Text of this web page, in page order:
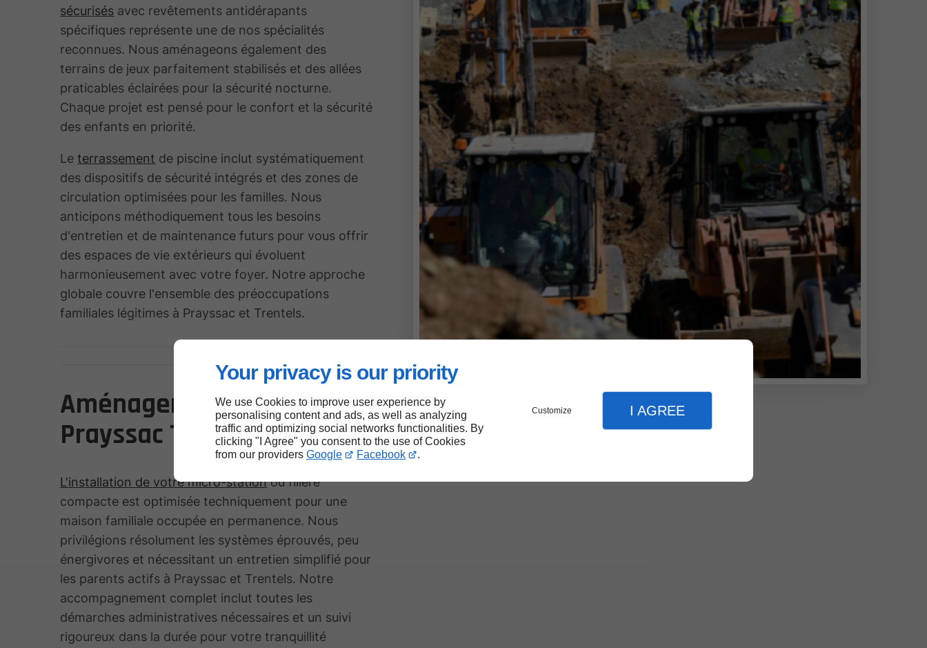
Your privacy is our priority
We use Cookies to improve user experience by
personalising content and ads, as well as analyzing
traffic and optimizing social networks functionalities. By
clicking "I Agree" you consent to the use of Cookies
from our providers Google Facebook .
Customize I AGREE
sécurisés avec revêtements antidérapants
spécifiques représente une de nos spécialités
reconnues. Nous aménageons également des
terrains de jeux parfaitement stabilisés et des allées
praticables éclairées pour la sécurité nocturne.
Chaque projet est pensé pour le confort et la sécurité
des enfants en priorité.
Leterrassement de piscine inclut systématiquement
des dispositifs de sécurité intégrés et des zones de
circulation optimisées pour les familles. Nous
anticipons méthodiquement tous les besoins
d'entretien et de maintenance futurs pour vous offrir
des espaces de vie extérieurs qui évoluent
harmonieusement avec votre foyer. Notre approche
globale couvre l'ensemble des préoccupations
familiales légitimes à Prayssac et Trentels.
Aménagement extérieur
Prayssac Trentels
L'installation de votre micro-stationou filière
compacte est optimisée techniquement pour une
maison familiale occupée en permanence. Nous
privilégions résolument les systèmes éprouvés, peu
énergivores et nécessitant un entretien simplifié pour
les parents actifs à Prayssac et Trentels. Notre
accompagnement complet inclut toutes les
démarches administratives nécessaires et un suivi
rigoureux dans la durée pour votre tranquillité